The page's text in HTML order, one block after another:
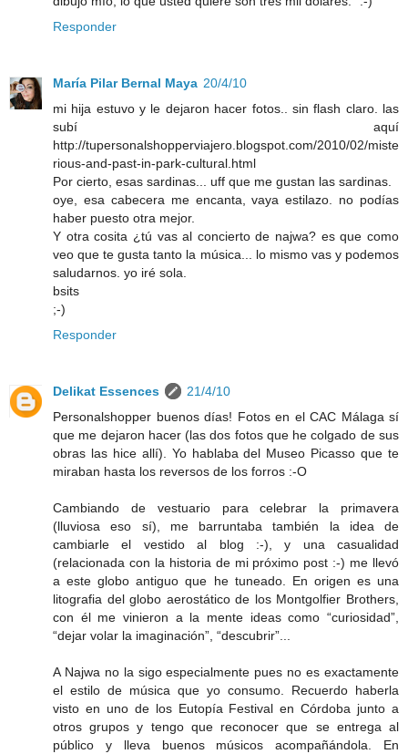
Responder
María Pilar Bernal Maya 20/4/10
mi hija estuvo y le dejaron hacer fotos.. sin flash claro. las
subí aquí
http://tupersonalshopperviajero.blogspot.com/2010/02/miste
rious-and-past-in-park-cultural.html
Por cierto, esas sardinas... uff que me gustan las sardinas.
oye, esa cabecera me encanta, vaya estilazo. no podías
haber puesto otra mejor.
Y otra cosita ¿tú vas al concierto de najwa? es que como
veo que te gusta tanto la música... lo mismo vas y podemos
saludarnos. yo iré sola.
bsits
;-)
Responder
Delikat Essences
21/4/10
Personalshopper buenos días! Fotos en el CAC Málaga sí
que me dejaron hacer (las dos fotos que he colgado de sus
obras las hice allí). Yo hablaba del Museo Picasso que te
miraban hasta los reversos de los forros :-O
Cambiando de vestuario para celebrar la primavera
(lluviosa eso sí), me barruntaba también la idea de
cambiarle el vestido al blog :-), y una casualidad
(relacionada con la historia de mi próximo post :-) me llevó
a este globo antiguo que he tuneado. En origen es una
litografia del globo aerostático de los Montgolfier Brothers,
con él me vinieron a la mente ideas como “curiosidad”,
“dejar volar la imaginación”, “descubrir”...
A Najwa no la sigo especialmente pues no es exactamente
el estilo de música que yo consumo. Recuerdo haberla
visto en uno de los Eutopía Festival en Córdoba junto a
otros grupos y tengo que reconocer que se entrega al
público y lleva buenos músicos acompañándola. En